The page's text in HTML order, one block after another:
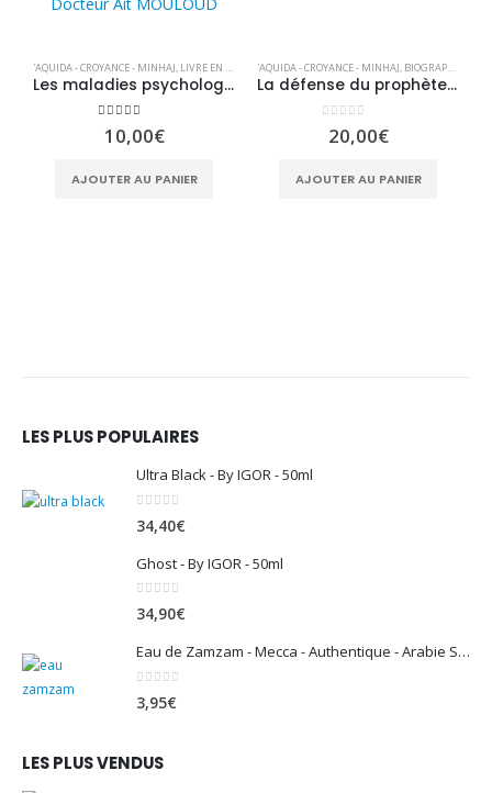
'AQUIDA - CROYANCE - MINHAJ, LIVRE EN FRANÇAIS ,LIVRES,MÉDECINE PROPHÉTIQUE
Les maladies psychologiques d’après Ait M’hammed Moloud
5.00 sur 5
10,00€
AJOUTER AU PANIER
'AQUIDA - CROYANCE - MINHAJ, BIOGRAPHIE & RÉCITS
La défense du prophète – édition Wadi Shibam
sur 5
20,00€
AJOUTER AU PANIER
LES PLUS POPULAIRES
Ultra Black - By IGOR - 50ml
34,40€
Ghost - By IGOR - 50ml
0 sur 5
34,90€
Eau de Zamzam - Mecca - Authentique - Arabie Saoudite - 500 ml
3,95€
LES PLUS VENDUS